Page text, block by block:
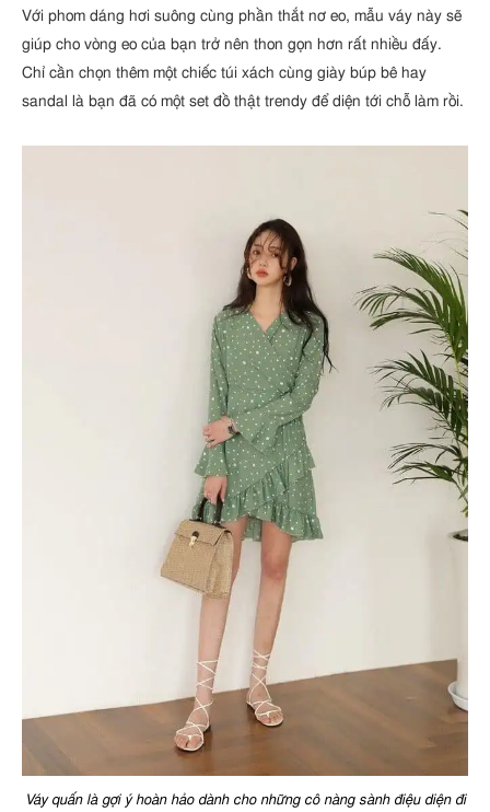
Với phom dáng hơi suông cùng phần thắt nơ eo, mẫu váy này sẽ
giúp cho vòng eo của bạn trở nên thon gọn hơn rất nhiều đấy.
Chỉ cần chọn thêm một chiếc túi xách cùng giày búp bê hay
sandal là bạn đã có một set đồ thật trendy để diện tới chỗ làm rồi.
Váy quấn là gợi ý hoàn hảo dành cho những cô nàng sành điệu diện đi